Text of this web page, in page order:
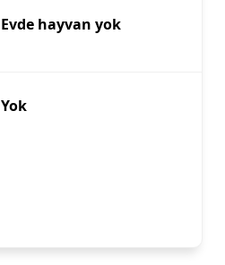
Evde hayvan yok
Yok